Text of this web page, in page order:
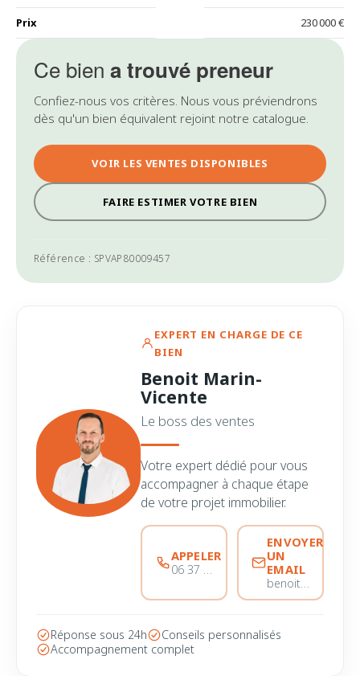
Ce bien a trouvé preneur
Confiez-nous vos critères. Nous vous préviendrons
dès qu'un bien équivalent rejoint notre catalogue.
VOIR LES VENTES DISPONIBLES
FAIRE ESTIMER VOTRE BIEN
Référence : SPVAP80009457
Prix 230 000 €
EXPERT EN CHARGE DE CE
BIEN
Benoit Marin-
Vicente
Le boss des ventes
Votre expert dédié pour vous
accompagner à chaque étape
de votre projet immobilier.
APPELER
06 37 56 68 51
ENVOYER
UN
EMAIL
benoitmarinvicente@immobiliere-pujol.fr
Réponse sous 24h
Conseils personnalisés
Accompagnement complet